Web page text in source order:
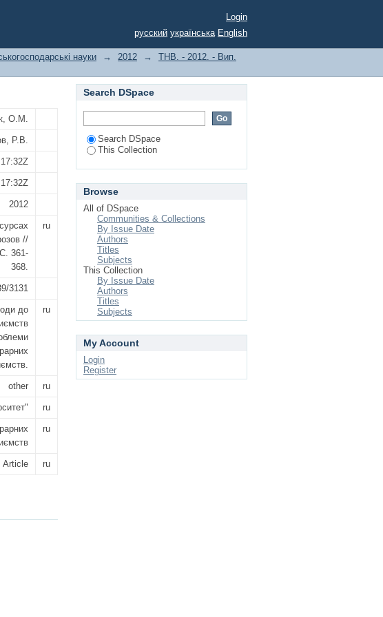
ресурсах для аграрних
Login
русский українська English
науки → 2012 →
ТНВ. - 2012. - Вип.
О.М.
Р.В.
2012
//
361-
368.
ru
3131
до
ru
other ru
ru
ru
Article ru
Search DSpace
Search DSpace
This Collection
Browse
All of DSpace
Communities & Collections
By Issue Date
Authors
Titles
Subjects
This Collection
By Issue Date
Authors
Titles
Subjects
My Account
Login
Register